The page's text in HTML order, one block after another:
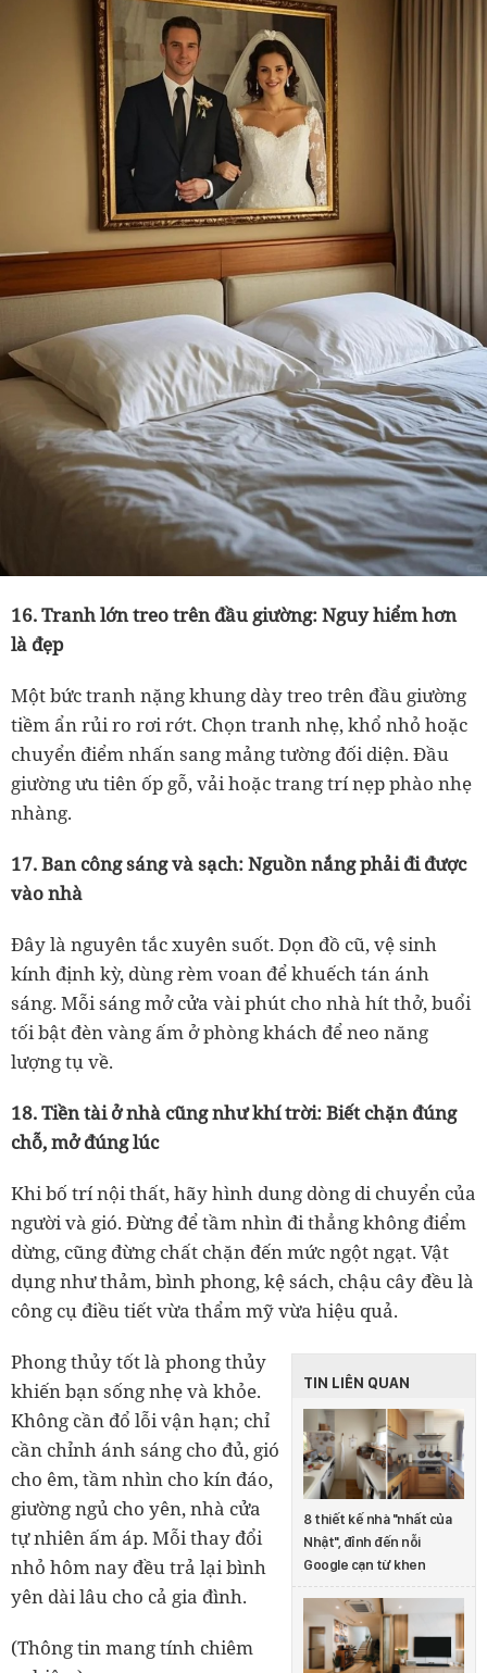
16. Tranh lớn treo trên đầu giường: Nguy hiểm hơn
là đẹp
Một bức tranh nặng khung dày treo trên đầu giường
tiềm ẩn rủi ro rơi rớt. Chọn tranh nhẹ, khổ nhỏ hoặc
chuyển điểm nhấn sang mảng tường đối diện. Đầu
giường ưu tiên ốp gỗ, vải hoặc trang trí nẹp phào nhẹ
nhàng.
17. Ban công sáng và sạch: Nguồn nắng phải đi được
vào nhà
Đây là nguyên tắc xuyên suốt. Dọn đồ cũ, vệ sinh
kính định kỳ, dùng rèm voan để khuếch tán ánh
sáng. Mỗi sáng mở cửa vài phút cho nhà hít thở, buổi
tối bật đèn vàng ấm ở phòng khách để neo năng
lượng tụ về.
18. Tiền tài ở nhà cũng như khí trời: Biết chặn đúng
chỗ, mở đúng lúc
Khi bố trí nội thất, hãy hình dung dòng di chuyển của
người và gió. Đừng để tầm nhìn đi thẳng không điểm
dừng, cũng đừng chất chặn đến mức ngột ngạt. Vật
dụng như thảm, bình phong, kệ sách, chậu cây đều là
công cụ điều tiết vừa thẩm mỹ vừa hiệu quả.
TIN LIÊN QUAN
8 thiết kế nhà "nhất của
Nhật", đỉnh đến nỗi
Google cạn từ khen
Phong thủy tốt là phong thủy
khiến bạn sống nhẹ và khỏe.
Không cần đổ lỗi vận hạn; chỉ
cần chỉnh ánh sáng cho đủ, gió
cho êm, tầm nhìn cho kín đáo,
giường ngủ cho yên, nhà cửa
tự nhiên ấm áp. Mỗi thay đổi
nhỏ hôm nay đều trả lại bình
yên dài lâu cho cả gia đình.
(Thông tin mang tính chiêm